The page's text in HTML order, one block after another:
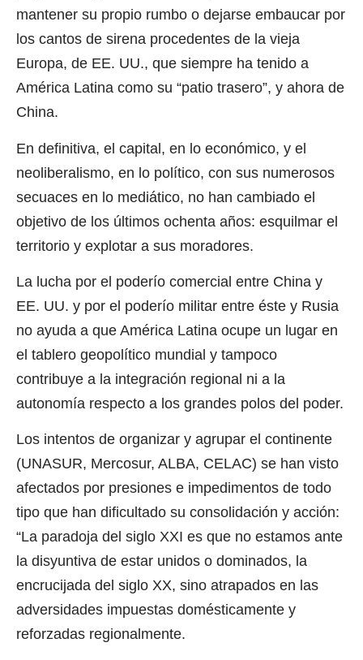
mantener su propio rumbo o dejarse embaucar por
los cantos de sirena procedentes de la vieja
Europa, de EE. UU., que siempre ha tenido a
América Latina como su “patio trasero”, y ahora de
China.
En definitiva, el capital, en lo económico, y el
neoliberalismo, en lo político, con sus numerosos
secuaces en lo mediático, no han cambiado el
objetivo de los últimos ochenta años: esquilmar el
territorio y explotar a sus moradores.
La lucha por el poderío comercial entre China y
EE. UU. y por el poderío militar entre éste y Rusia
no ayuda a que América Latina ocupe un lugar en
el tablero geopolítico mundial y tampoco
contribuye a la integración regional ni a la
autonomía respecto a los grandes polos del poder.
Los intentos de organizar y agrupar el continente
(UNASUR, Mercosur, ALBA, CELAC) se han visto
afectados por presiones e impedimentos de todo
tipo que han dificultado su consolidación y acción:
“La paradoja del siglo XXI es que no estamos ante
la disyuntiva de estar unidos o dominados, la
encrucijada del siglo XX, sino atrapados en las
adversidades impuestas domésticamente y
reforzadas regionalmente.